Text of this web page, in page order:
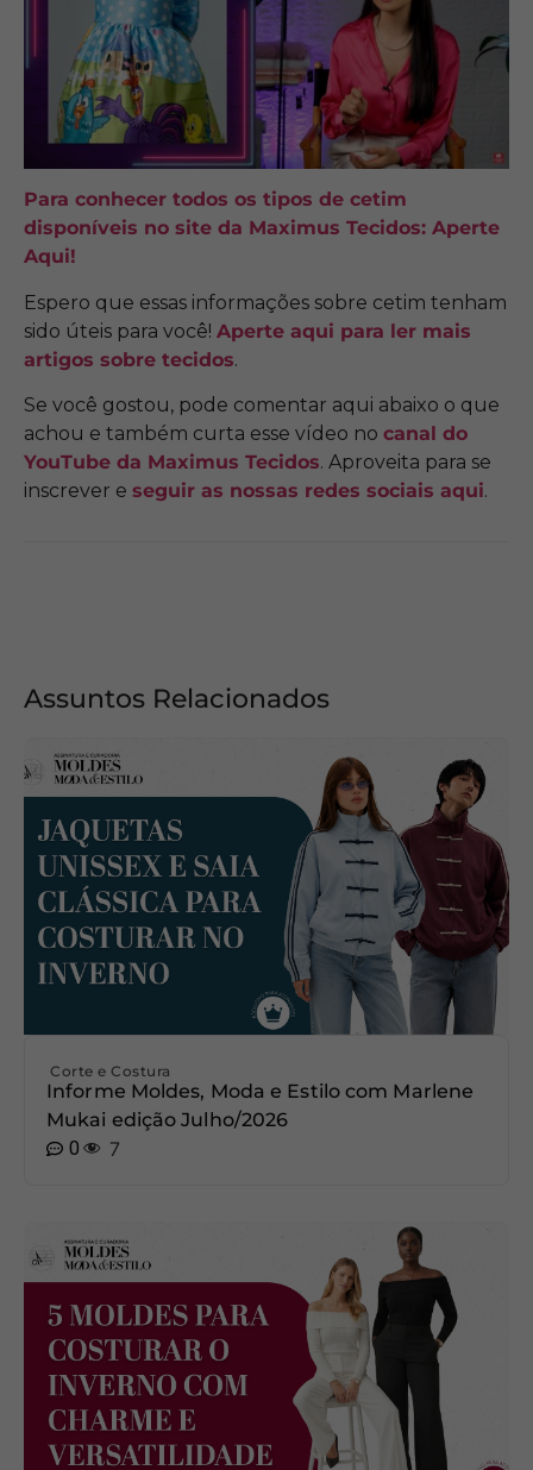
Para conhecer todos os tipos de cetim
disponíveis no site da Maximus Tecidos: Aperte
Aqui!
Espero que essas informações sobre cetim tenham
sido úteis para você! Aperte aqui para ler mais
artigos sobre tecidos.
Se você gostou, pode comentar aqui abaixo o que
achou e também curta esse vídeo no canal do
YouTube da Maximus Tecidos. Aproveita para se
inscrever e seguir as nossas redes sociais aqui.
Assuntos Relacionados
Corte e Costura
Informe Moldes, Moda e Estilo com Marlene
Mukai edição Julho/2026
0
7